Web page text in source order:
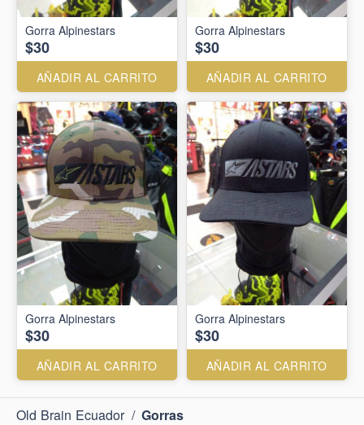
Gorra Alpinestars
$30
AÑADIR AL CARRITO
Gorra Alpinestars
$30
AÑADIR AL CARRITO
Gorra Alpinestars
$30
AÑADIR AL CARRITO
Gorra Alpinestars
$30
AÑADIR AL CARRITO
Old Brain Ecuador / Gorras